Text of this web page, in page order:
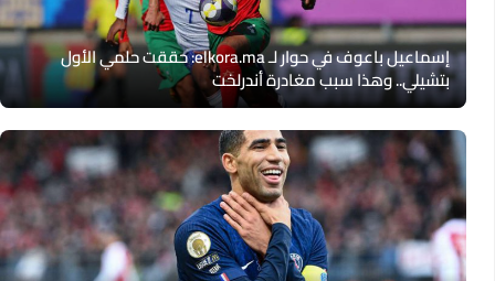
إسماعيل باعوف في حوار لـ elkora.ma: حققت حلمي الأول
بتشيلي.. وهذا سبب مغادرة أندرلخت